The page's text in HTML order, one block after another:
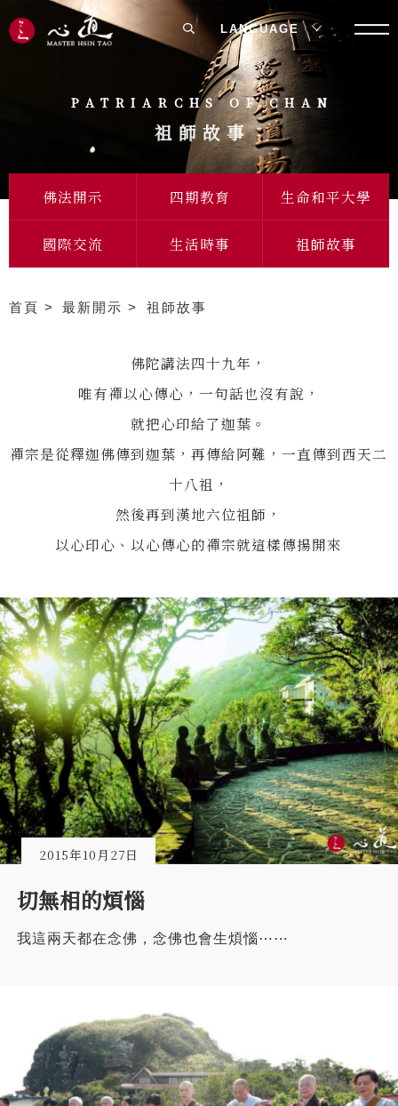
PATRIARCHS OF CHAN
祖師故事
佛法開示 四期教育 生命和平大學
國際交流 生活時事 祖師故事
首頁 最新開示 祖師故事
佛陀講法四十九年，
唯有禪以心傳心，一句話也沒有說，
就把心印給了迦葉。
禪宗是從釋迦佛傳到迦葉，再傳給阿難，一直傳到西天二
十八祖，
然後再到漢地六位祖師，
以心印心、以心傳心的禪宗就這樣傳揚開來
2015年10月27日
切無相的煩惱
我這兩天都在念佛，念佛也會生煩惱⋯⋯
LANGUAGE